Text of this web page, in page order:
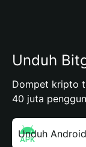
Unduh
Dompet kripto
40 juta
Unduh